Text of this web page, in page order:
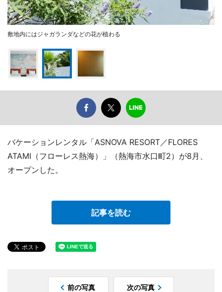
敷地内にはジャガランダなどの花が植わる
バケーションレンタル「ASNOVA RESORT／FLORES
ATAMI（フローレス熱海）」（熱海市水口町2）が8月、
オープンした。
記事を読む
前の写真 次の写真